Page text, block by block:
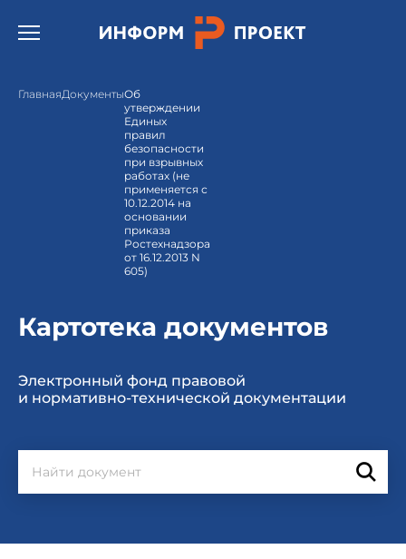
Открыть бургер меню.
ГлавнаяДокументыОб
утверждении
Единых
правил
безопасности
при взрывных
работах (не
применяется с
10.12.2014 на
основании
приказа
Ростехнадзора
от 16.12.2013 N
605)
Картотека документов
Электронный фонд правовой
и нормативно-технической документации